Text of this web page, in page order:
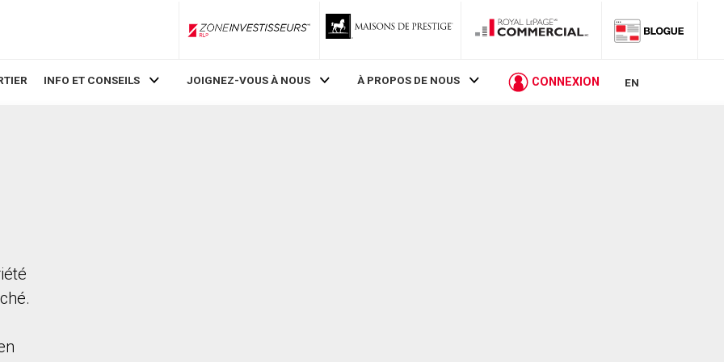
ZoneInvestisseurs RLP
INFO ET CONSEILS JOIGNEZ-VOUS À NOUS À PROPOS DE NOUS CONNEXION EN